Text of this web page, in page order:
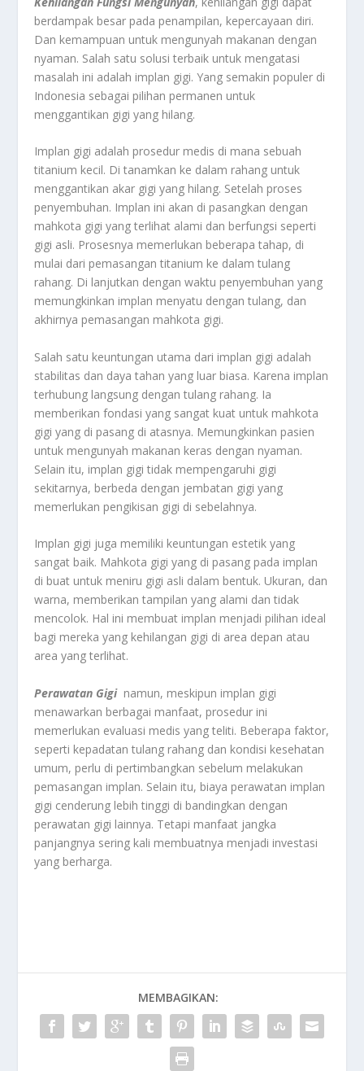
berdampak besar pada penampilan, kepercayaan diri.
Dan kemampuan untuk mengunyah makanan dengan
nyaman. Salah satu solusi terbaik untuk mengatasi
masalah ini adalah implan gigi. Yang semakin populer di
Indonesia sebagai pilihan permanen untuk
menggantikan gigi yang hilang.
Implan gigi adalah prosedur medis di mana sebuah
titanium kecil. Di tanamkan ke dalam rahang untuk
menggantikan akar gigi yang hilang. Setelah proses
penyembuhan. Implan ini akan di pasangkan dengan
mahkota gigi yang terlihat alami dan berfungsi seperti
gigi asli. Prosesnya memerlukan beberapa tahap, di
mulai dari pemasangan titanium ke dalam tulang
rahang. Di lanjutkan dengan waktu penyembuhan yang
memungkinkan implan menyatu dengan tulang, dan
akhirnya pemasangan mahkota gigi.
Salah satu keuntungan utama dari implan gigi adalah
stabilitas dan daya tahan yang luar biasa. Karena implan
terhubung langsung dengan tulang rahang. Ia
memberikan fondasi yang sangat kuat untuk mahkota
gigi yang di pasang di atasnya. Memungkinkan pasien
untuk mengunyah makanan keras dengan nyaman.
Selain itu, implan gigi tidak mempengaruhi gigi
sekitarnya, berbeda dengan jembatan gigi yang
memerlukan pengikisan gigi di sebelahnya.
Implan gigi juga memiliki keuntungan estetik yang
sangat baik. Mahkota gigi yang di pasang pada implan
di buat untuk meniru gigi asli dalam bentuk. Ukuran, dan
warna, memberikan tampilan yang alami dan tidak
mencolok. Hal ini membuat implan menjadi pilihan ideal
bagi mereka yang kehilangan gigi di area depan atau
area yang terlihat.
Perawatan Gigi namun, meskipun implan gigi
menawarkan berbagai manfaat, prosedur ini
memerlukan evaluasi medis yang teliti. Beberapa faktor,
seperti kepadatan tulang rahang dan kondisi kesehatan
umum, perlu di pertimbangkan sebelum melakukan
pemasangan implan. Selain itu, biaya perawatan implan
gigi cenderung lebih tinggi di bandingkan dengan
perawatan gigi lainnya. Tetapi manfaat jangka
panjangnya sering kali membuatnya menjadi investasi
yang berharga.
MEMBAGIKAN: